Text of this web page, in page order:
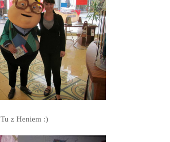
Tu z Heniem :)